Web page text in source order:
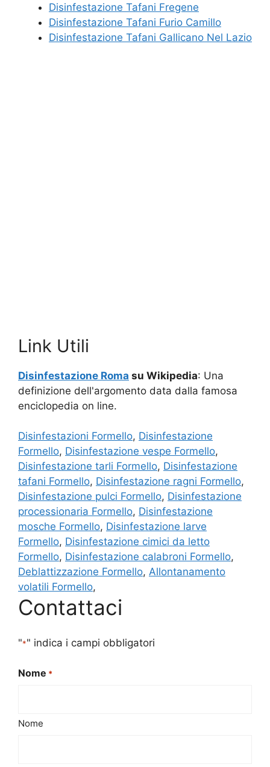
Disinfestazione Tafani Fregene
Disinfestazione Tafani Furio Camillo
Disinfestazione Tafani Gallicano Nel Lazio
Link Utili
Disinfestazione Roma su Wikipedia: Una
definizione dell'argomento data dalla famosa
enciclopedia on line.
Disinfestazioni Formello, Disinfestazione
Formello, Disinfestazione vespe Formello,
Disinfestazione tarli Formello, Disinfestazione
tafani Formello, Disinfestazione ragni Formello,
Disinfestazione pulci Formello, Disinfestazione
processionaria Formello, Disinfestazione
mosche Formello, Disinfestazione larve
Formello, Disinfestazione cimici da letto
Formello, Disinfestazione calabroni Formello,
Deblattizzazione Formello, Allontanamento
volatili Formello,
Contattaci
"*" indica i campi obbligatori
Nome *
Nome